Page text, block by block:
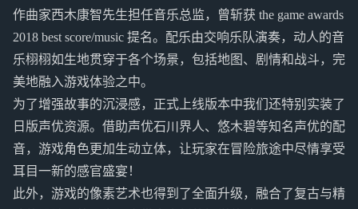
作曲家西木康智先生担任音乐总监，曾斩获 the game awards
2018 best score/music 提名。配乐由交响乐队演奏，动人的音
乐栩栩如生地贯穿于各个场景，包括地图、剧情和战斗，完
美地融入游戏体验之中。
为了增强故事的沉浸感，正式上线版本中我们还特别实装了
日版声优资源。借助声优石川界人、悠木碧等知名声优的配
音，游戏角色更加生动立体，让玩家在冒险旅途中尽情享受
耳目一新的感官盛宴！
此外，游戏的像素艺术也得到了全面升级，融合了复古与精